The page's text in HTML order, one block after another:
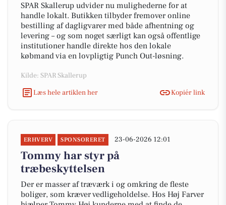
SPAR Skallerup udvider nu mulighederne for at
handle lokalt. Butikken tilbyder fremover online
bestilling af dagligvarer med både afhentning og
levering – og som noget særligt kan også offentlige
institutioner handle direkte hos den lokale
købmand via en lovpligtig Punch Out-løsning.
Kilde: SPAR Skallerup
Læs hele artiklen her
Kopiér link
ERHVERV SPONSORERET 23-06-2026 12:01
Tommy har styr på
træbeskyttelsen
Der er masser af træværk i og omkring de fleste
boliger, som kræver vedligeholdelse. Hos Høj Farver